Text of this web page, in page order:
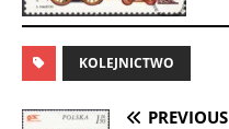
KOLEJNICTWO
PREVIOUS